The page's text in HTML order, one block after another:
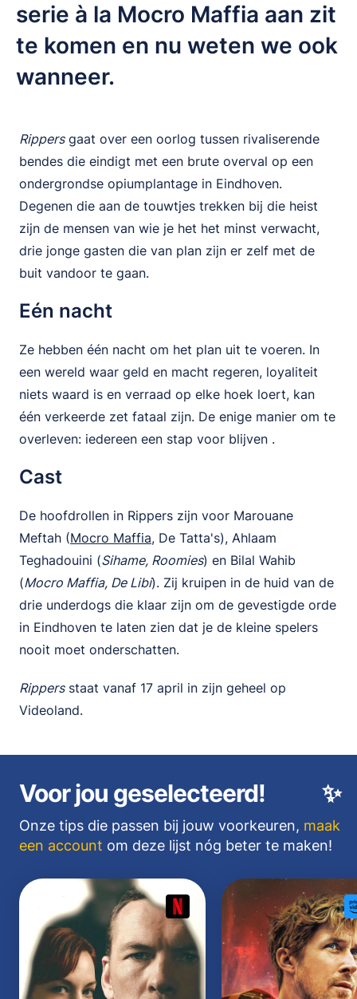
serie à la Mocro Maffia aan zit
te komen en nu weten we ook
wanneer.
Rippersgaat over een oorlog tussen rivaliserende
bendes die eindigt met een brute overval op een
ondergrondse opiumplantage in Eindhoven.
Degenen die aan de touwtjes trekken bij die heist
zijn de mensen van wie je het het minst verwacht,
drie jonge gasten die van plan zijn er zelf met de
buit vandoor te gaan.
Eén nacht
Ze hebben één nacht om het plan uit te voeren. In
een wereld waar geld en macht regeren, loyaliteit
niets waard is en verraad op elke hoek loert, kan
één verkeerde zet fataal zijn. De enige manier om te
overleven: iedereen een stap voor blijven .
Cast
De hoofdrollen in Rippers zijn voor Marouane
Meftah (Mocro Maffia, De Tatta's), Ahlaam
Teghadouini (Sihame, Roomies) en Bilal Wahib
(Mocro Maffia, De Libi). Zij kruipen in de huid van de
drie underdogs die klaar zijn om de gevestigde orde
in Eindhoven te laten zien dat je de kleine spelers
nooit moet onderschatten.
Rippersstaat vanaf 17 april in zijn geheel op
Videoland.
✨
Voor jou geselecteerd!
Onze tips die passen bij jouw voorkeuren, maak
een account om deze lijst nóg beter te maken!